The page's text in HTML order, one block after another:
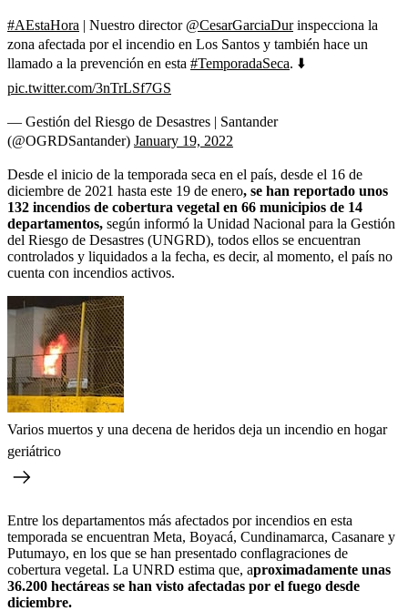
#AEstaHora | Nuestro director @CesarGarciaDurinspecciona la
zona afectada por el incendio en Los Santos y también hace un
llamado a la prevención en esta #TemporadaSeca. ⬇️
pic.twitter.com/3nTrLSf7GS
— Gestión del Riesgo de Desastres | Santander
(@OGRDSantander) January 19, 2022
Desde el inicio de la temporada seca en el país, desde el 16 de
diciembre de 2021 hasta este 19 de enero, se han reportado unos
132 incendios de cobertura vegetal en 66 municipios de 14
departamentos, según informó la Unidad Nacional para la Gestión
del Riesgo de Desastres (UNGRD), todos ellos se encuentran
controlados y liquidados a la fecha, es decir, al momento, el país no
cuenta con incendios activos.
Varios muertos y una decena de heridos deja un incendio en hogar
geriátrico
Entre los departamentos más afectados por incendios en esta
temporada se encuentran Meta, Boyacá, Cundinamarca, Casanare y
Putumayo, en los que se han presentado conflagraciones de
cobertura vegetal. La UNRD estima que, aproximadamente unas
36.200 hectáreas se han visto afectadas por el fuego desde
diciembre.